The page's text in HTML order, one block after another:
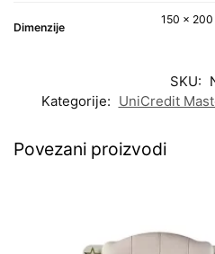
Dimenzije
150 x
SKU:
Kategorije: UniCredit
Povezani proizvodi